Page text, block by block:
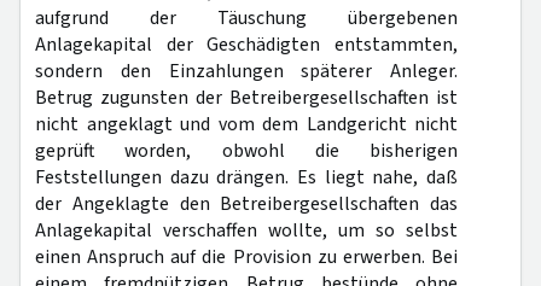
aufgrund der Täuschung übergebenen
Anlagekapital der Geschädigten entstammten,
sondern den Einzahlungen späterer Anleger.
Betrug zugunsten der Betreibergesellschaften ist
nicht angeklagt und vom dem Landgericht nicht
geprüft worden, obwohl die bisherigen
Feststellungen dazu drängen. Es liegt nahe, daß
der Angeklagte den Betreibergesellschaften das
Anlagekapital verschaffen wollte, um so selbst
einen Anspruch auf die Provision zu erwerben. Bei